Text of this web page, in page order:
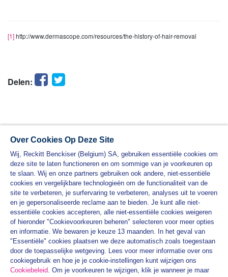
[1]http://www.dermascope.com/resources/the-history-of-hair-removal
Delen: Facebook
Twitter
PRODUCTEN
VEET PRAKTISCHE HANDLEIDINGEN
PRIVACYBELEID
ALGEMENE VOORWAARDEN
Over Cookies Op Deze Site
Wij, Reckitt Benckiser (Belgium) SA, gebruiken essentiële cookies om
deze site te laten functioneren en om sommige van je voorkeuren op
te slaan. Wij en onze partners gebruiken ook andere, niet-essentiële
cookies en vergelijkbare technologieën om de functionaliteit van de
site te verbeteren, je surfervaring te verbeteren, analyses uit te voeren
en je gepersonaliseerde reclame aan te bieden. Je kunt alle niet-
essentiële cookies accepteren, alle niet-essentiële cookies weigeren
of hieronder "Cookievoorkeuren beheren" selecteren voor meer opties
en informatie. We bewaren je keuze 13 maanden. In het geval van
"Essentiële" cookies plaatsen we deze automatisch zoals toegestaan
door de toepasselijke wetgeving. Lees voor meer informatie over ons
cookiegebruik en hoe je je cookie-instellingen kunt wijzigen ons
Cookiebeleid. Om je voorkeuren te wijzigen, klik je wanneer je maar